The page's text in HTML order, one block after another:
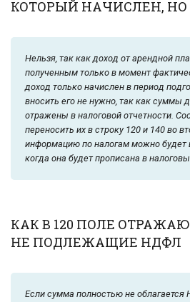
КОТОРЫЙ НАЧИСЛЕН,
Нельзя, так как доход от арендной
полученным только в момент
доход только начислен в период
вносить его не нужно, так как суммы
отражены в налоговой отчетности.
переносить их в строку 120 и 140 во
информацию по налогам можно
когда она будет прописана в
КАК В 120 ПОЛЕ
НЕ ПОДЛЕЖАЩИЕ НДФЛ
Если сумма полностью не